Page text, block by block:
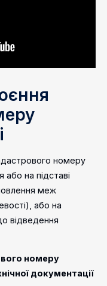
номеру
або на підставі
меж
або на
відведення
номеру
документації